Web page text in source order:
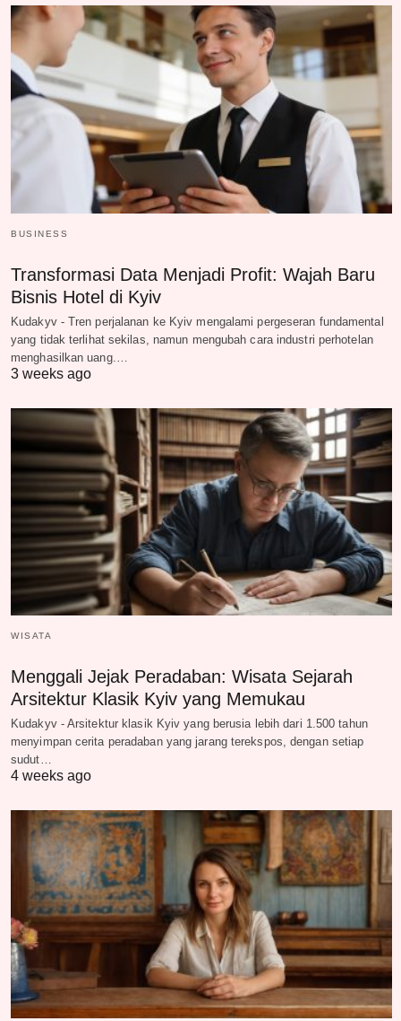
BUSINESS
Transformasi Data Menjadi Profit: Wajah Baru
Bisnis Hotel di Kyiv
Kudakyv - Tren perjalanan ke Kyiv mengalami pergeseran fundamental
yang tidak terlihat sekilas, namun mengubah cara industri perhotelan
menghasilkan uang.…
3 weeks ago
WISATA
Menggali Jejak Peradaban: Wisata Sejarah
Arsitektur Klasik Kyiv yang Memukau
Kudakyv - Arsitektur klasik Kyiv yang berusia lebih dari 1.500 tahun
menyimpan cerita peradaban yang jarang terekspos, dengan setiap
sudut…
4 weeks ago